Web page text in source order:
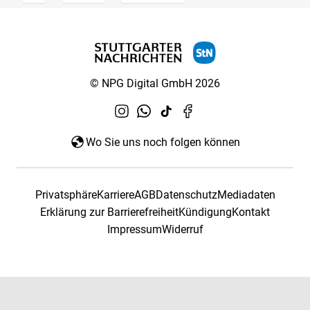
© NPG Digital GmbH 2026
Wo Sie uns noch folgen können
PrivatsphäreKarriereAGBDatenschutzMediadaten
Erklärung zur BarrierefreiheitKündigungKontakt
ImpressumWiderruf